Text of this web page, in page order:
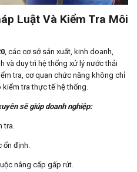
Luật Và Kiểm Tra Môi
, các cơ sở sản xuất, kinh doanh,
và duy trì hệ thống xử lý nước thải
tra, cơ quan chức năng không chỉ
tra thực tế hệ thống.
sẽ giúp doanh nghiệp:
tra.
ổn định.
nâng cấp gấp rút.